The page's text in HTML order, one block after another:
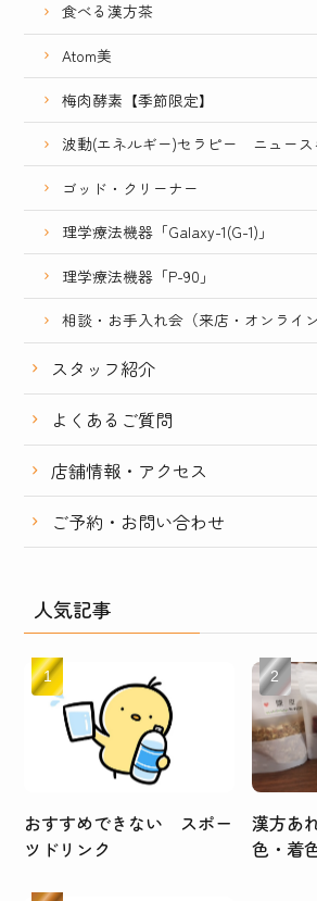
食べる漢方茶
Atom美
梅肉酵素【季節限定】
波動(エネルギー)セラピー ニュース
ゴッド・クリーナー
理学療法機器「Galaxy-1(G-1)」
理学療法機器「P-90」
相談・お手入れ会（来店・オンライン
スタッフ紹介
よくあるご質問
店舗情報・アクセス
ご予約・お問い合わせ
人気記事
おすすめできない スポー
ツドリンク
漢方あ
色・着